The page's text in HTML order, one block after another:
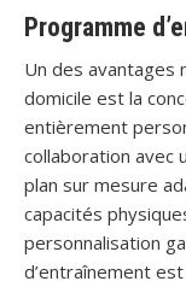
Programme
Un des avantages
domicile est la
entièrement
collaboration avec
plan sur mesure
capacités
personnalisation
d’entraînement